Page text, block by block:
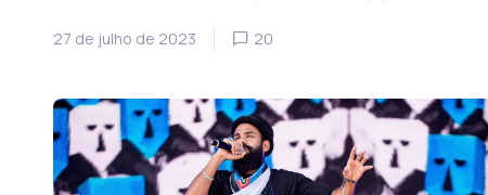
27 de julho de 2023 20